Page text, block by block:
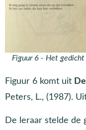
Figuur 6 - Het
Figuur 6 komt uit
Peters, L., (1987).
De leraar stelde de